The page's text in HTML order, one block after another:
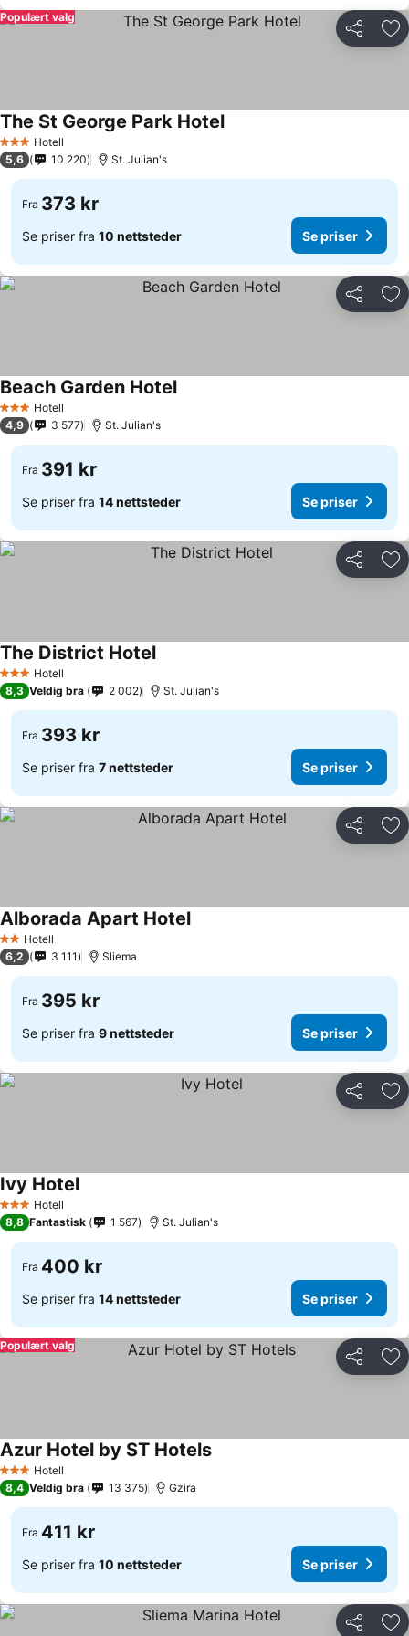
Del
Populært valg
3 StjernerHotell
The St George Park Hotel
5,6 10 220 St. Julian's
Fra 373 kr
Se priser fra 10 nettsteder Se priser
Del
3 StjernerHotell
Beach Garden Hotel
4,9 3 577 St. Julian's
Fra 391 kr
Se priser fra 14 nettsteder Se priser
Del
3 StjernerHotell
The District Hotel
8,3 Veldig bra 2 002 St. Julian's
Fra 393 kr
Se priser fra 7 nettsteder Se priser
Del
2 Stjerner
Hotell
Alborada Apart Hotel
6,2 3 111 Sliema
Fra 395 kr
Se priser fra 9 nettsteder Se priser
Del
3 StjernerHotell
Ivy Hotel
8,8 Fantastisk 1 567 St. Julian's
Fra 400 kr
Se priser fra 14 nettsteder Se priser
Del
Populært valg
3 StjernerHotell
Azur Hotel by ST Hotels
8,4 Veldig bra 13 375 Gżira
Fra 411 kr
Se priser fra 10 nettsteder Se priser
Del